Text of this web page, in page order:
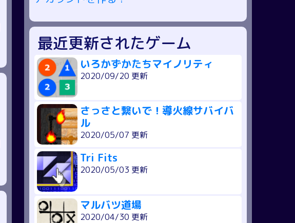
最近更新されたゲーム
いろかずかたちマイノリティ
2020/09/20 更新
さっさと繋いで！導火線サバイバ
ル
2020/05/07 更新
Tri Fits
2020/05/03 更新
マルバツ道場
2020/04/30 更新